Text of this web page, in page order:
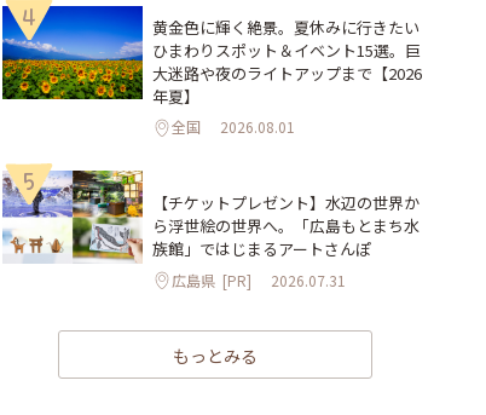
4
黄金色に輝く絶景。夏休みに行きたい
ひまわりスポット＆イベント15選。巨
大迷路や夜のライトアップまで【2026
年夏】
全国 2026.08.01
5
【チケットプレゼント】水辺の世界か
ら浮世絵の世界へ。「広島もとまち水
族館」ではじまるアートさんぽ
広島県 [PR] 2026.07.31
もっとみる